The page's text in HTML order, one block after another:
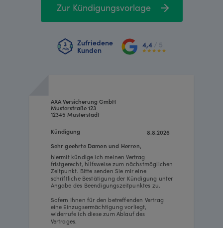
Zur Kündigungsvorlage
Zufriedene
Kunden
4,4 / 5
8.8.2026
AXA Versicherung GmbH
Musterstraße 123
12345 Musterstadt
hiermit kündige ich meinen Vertrag
fristgerecht, hilfsweise zum nächstmöglichen
Zeitpunkt. Bitte senden Sie mir eine
schriftliche Bestätigung der Kündigung unter
Angabe des Beendigungszeitpunktes zu.
Sofern Ihnen für den betreffenden Vertrag
eine Einzugsermächtigung vorliegt,
widerrufe ich diese zum Ablauf des
Vertrages.
Sehr geehrte Damen und Herren,
Kündigung